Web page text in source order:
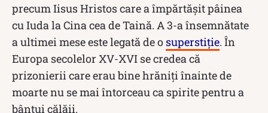
precum Iisus Hristos care a împărtășit pâinea
cu Iuda la Cina cea de Taină. A 3-a însemnătate
a ultimei mese este legată de o superstiție. În
Europa secolelor XV-XVI se credea că
prizonierii care erau bine hrăniți înainte de
moarte nu se mai întorceau ca spirite pentru a
bântui călăii.